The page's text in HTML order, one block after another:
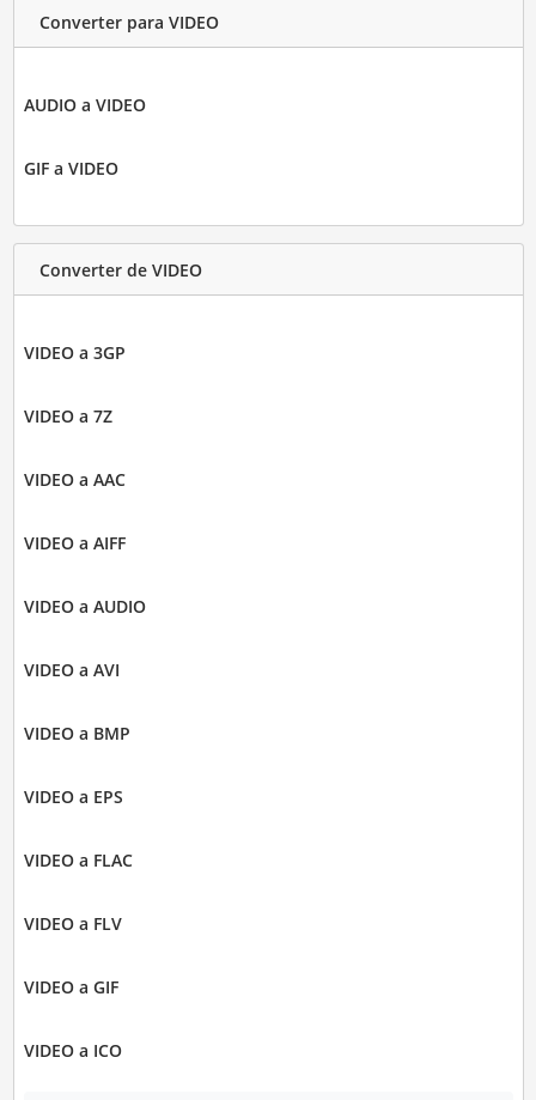
Converter para VIDEO
AUDIO a VIDEO
GIF a VIDEO
Converter de VIDEO
VIDEO a 3GP
VIDEO a 7Z
VIDEO a AAC
VIDEO a AIFF
VIDEO a AUDIO
VIDEO a AVI
VIDEO a BMP
VIDEO a EPS
VIDEO a FLAC
VIDEO a FLV
VIDEO a GIF
VIDEO a ICO